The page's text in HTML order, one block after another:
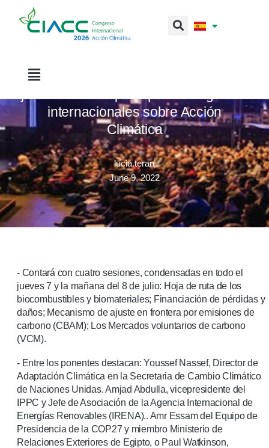
Santander acogerá entre el 6 y el 8 de
internacionales sobre Acción
Climática
lucia.teran
June 9, 2022
- Contará con cuatro sesiones, condensadas en todo el
jueves 7 y la mañana del 8 de julio: Hoja de ruta de los
biocombustibles y biomateriales; Financiación de pérdidas y
daños; Mecanismo de ajuste en frontera por emisiones de
carbono (CBAM); Los Mercados voluntarios de carbono
(VCM).
- Entre los ponentes destacan: Youssef Nassef, Director de
Adaptación Climática en la Secretaria de Cambio Climático
de Naciones Unidas. Amjad Abdulla, vicepresidente del
IPPC y Jefe de Asociación de la Agencia Internacional de
Energías Renovables (IRENA).. Amr Essam del Equipo de
Presidencia de la COP27 y miembro Ministerio de
Relaciones Exteriores de Egipto, o Paul Watkinson,